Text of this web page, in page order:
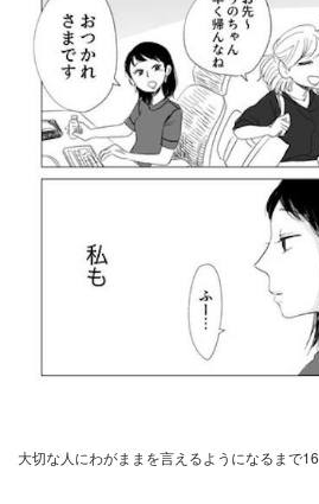
大切な人にわがままを言えるようになるまで16